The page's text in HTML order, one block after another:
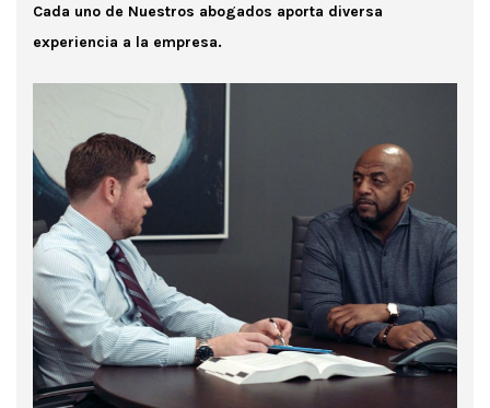
Cada uno de Nuestros abogados aporta diversa
experiencia a la empresa.